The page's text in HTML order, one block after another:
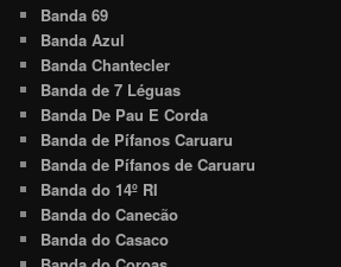
Banda 69
Banda Azul
Banda Chantecler
Banda de 7 Léguas
Banda De Pau E Corda
Banda de Pífanos Caruaru
Banda de Pífanos de Caruaru
Banda do 14º RI
Banda do Canecão
Banda do Casaco